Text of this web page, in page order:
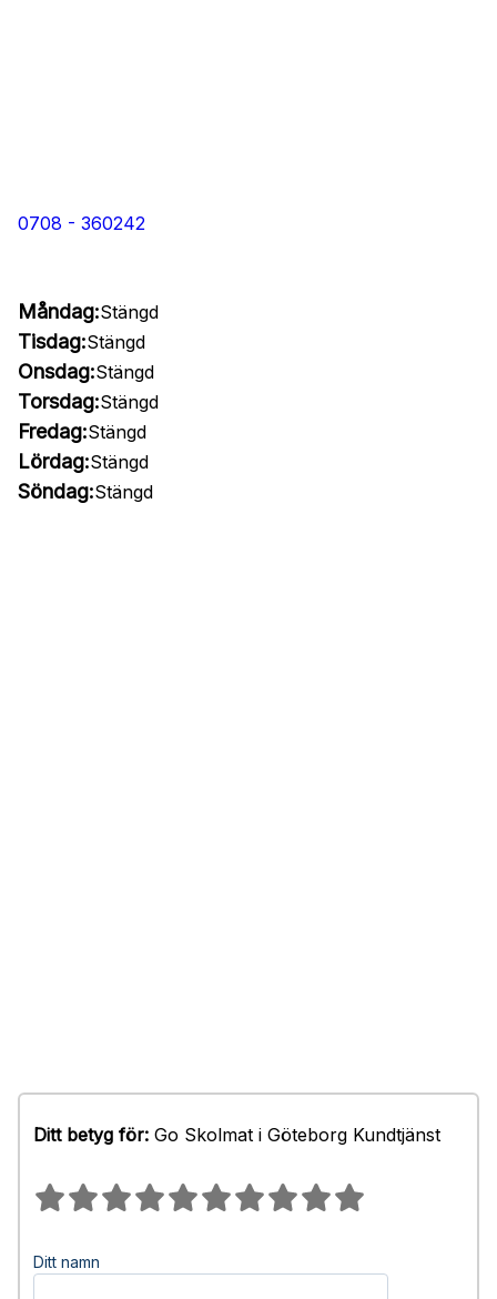
0708 - 360242
Måndag:Stängd
Tisdag:Stängd
Onsdag:Stängd
Torsdag:Stängd
Fredag:Stängd
Lördag:Stängd
Söndag:Stängd
Ditt betyg för: Go Skolmat i Göteborg Kundtjänst
Ditt namn